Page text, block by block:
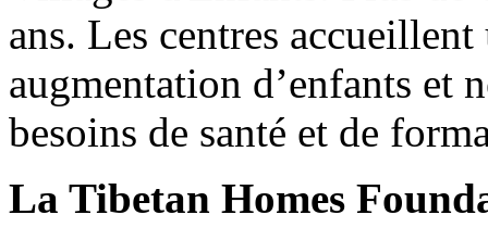
ans. Les centres
augmentation d’enfants et
besoins de santé et de
La Tibetan Homes